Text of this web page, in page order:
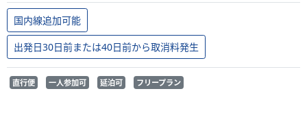
国内線追加可能
出発日30日前または40日前から取消料発生
直行便 一人参加可 延泊可 フリープラン